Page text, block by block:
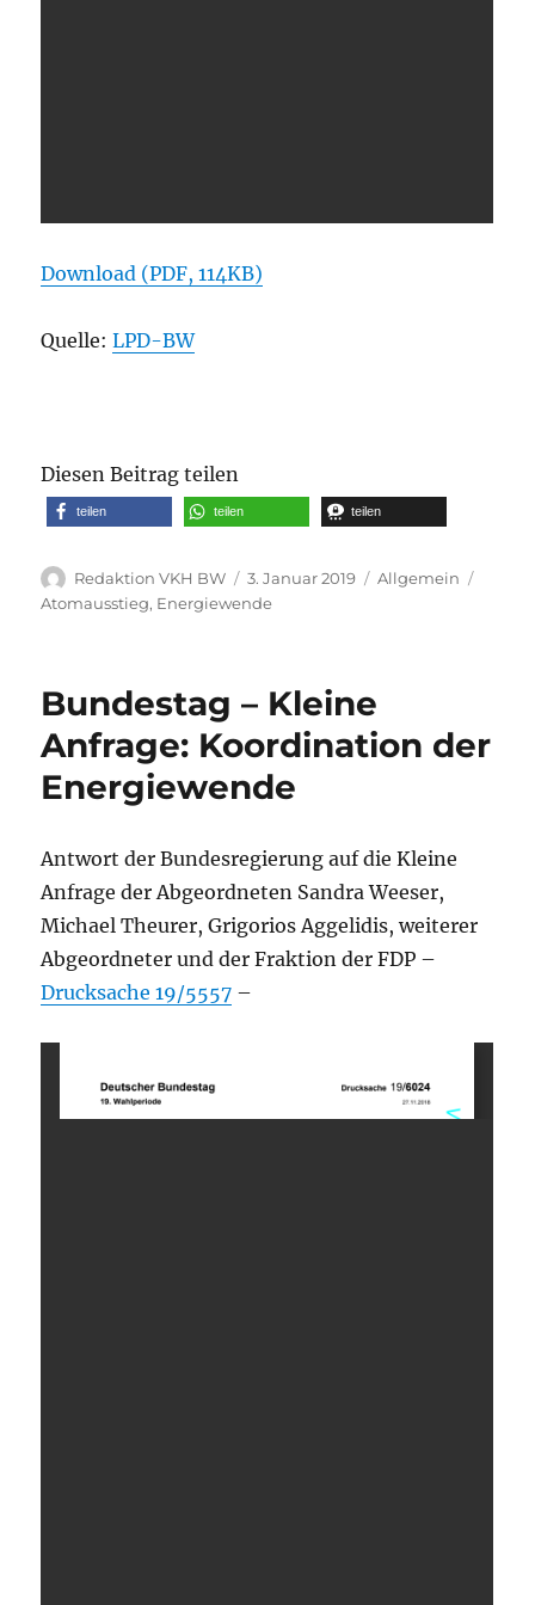
Download (PDF, 114KB)
Quelle:LPD-BW
Diesen Beitrag teilen
teilen teilen teilen
Autor
Redaktion VKH BW
Veröffentlicht
am
3. Januar 2019 Kategorien
Allgemein
Atomausstieg, Energiewende
Bundestag – Kleine
Anfrage: Koordination der
Energiewende
Antwort der Bundesregierung auf die Kleine
Anfrage der Abgeordneten Sandra Weeser,
Michael Theurer, Grigorios Aggelidis, weiterer
Abgeordneter und der Fraktion der FDP –
Drucksache 19/5557 –